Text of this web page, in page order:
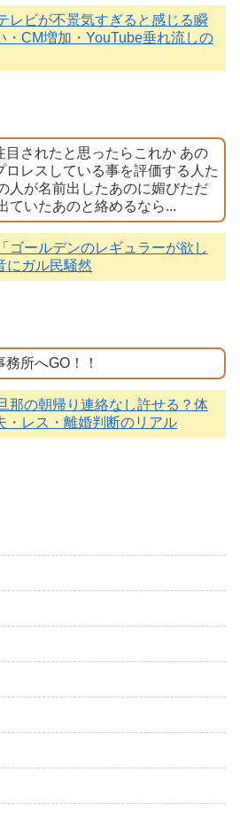
レビが不景気すぎると感じる瞬
・CM増加・YouTube垂れ流しの
目されたと思ったらこれか あの
ロレスしている事を評価する人た
人が名前出したあのに媚びただ
ていたあのと絡めるなら...
ゴールデンのレギュラーが欲し
にガル民騒然
所へGO！！
那の朝帰り連絡なし許せる？体
・レス・離婚判断のリアル